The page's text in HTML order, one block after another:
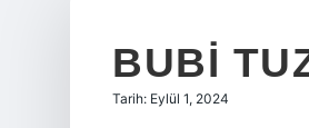
BUBI
Tarih: Eylül 1, 2024